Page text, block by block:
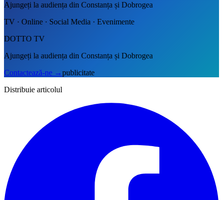
Ajungeți la audiența din Constanța și Dobrogea
TV · Online · Social Media · Evenimente
DOTTO TV
Ajungeți la audiența din Constanța și Dobrogea
Contactează-ne →publicitate
Distribuie articolul